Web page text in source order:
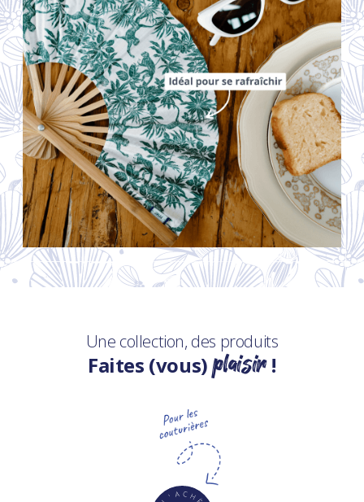
Une collection, des produits
Faites (vous)plaisir!